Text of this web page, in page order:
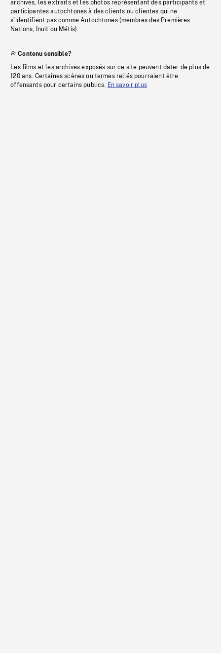
archives, les extraits et les photos représentant des participants et
participantes autochtones à des clients ou clientes qui ne
s’identifient pas comme Autochtones (membres des Premières
Nations, Inuit ou Métis).
Contenu sensible?
Les films et les archives exposés sur ce site peuvent dater de plus de
120 ans. Certaines scènes ou termes reliés pourraient être
offensants pour certains publics. En savoir plus